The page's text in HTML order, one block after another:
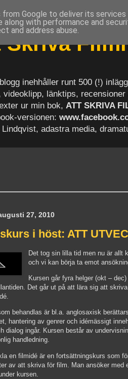
Skriva
inehhåller runt 500 (!)
videoklipp, länktips,
ur min bok, ATT SKRIVA
versionen:
Lindqvist, adastra media,
27, 2010
i höst: ATT
Det tog sin lilla tid men nu är allt
och vi kan börja ta emot
Kursen går fyra helger (okt –
Det går ut på att lära sig att
behandlas är bl.a. anglosaxisk
hantering av genrer och idémässigt
dialog ingår. Kursen består av
handledning.
en filmidé är en fortsättningskurs som
av att skriva för film. Man ansöker med
kursen.
Google to deliver its
along with performance and
and address abuse.